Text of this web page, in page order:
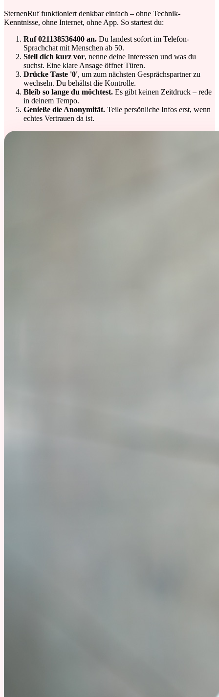
SternenRuf funktioniert denkbar einfach – ohne Technik-
Kenntnisse, ohne Internet, ohne App. So startest du:
Ruf 021138536400 an. Du landest sofort im Telefon-
Sprachchat mit Menschen ab 50.
Stell dich kurz vor, nenne deine Interessen und was du
suchst. Eine klare Ansage öffnet Türen.
Drücke Taste '0', um zum nächsten Gesprächspartner zu
wechseln. Du behältst die Kontrolle.
Bleib so lange du möchtest. Es gibt keinen Zeitdruck – rede
in deinem Tempo.
Genieße die Anonymität. Teile persönliche Infos erst, wenn
echtes Vertrauen da ist.